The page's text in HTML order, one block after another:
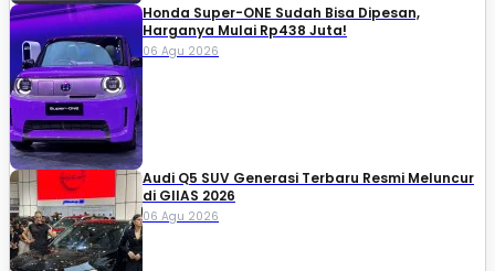
Honda Super-ONE Sudah Bisa Dipesan,
Harganya Mulai Rp438 Juta!
06 Agu 2026
Audi Q5 SUV Generasi Terbaru Resmi Meluncur
di GIIAS 2026
06 Agu 2026